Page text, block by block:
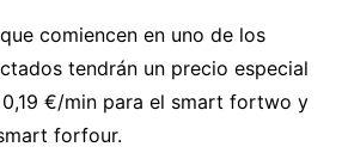
comiencen en uno de los
tendrán un precio especial
€/min para el smart fortwo y
forfour.